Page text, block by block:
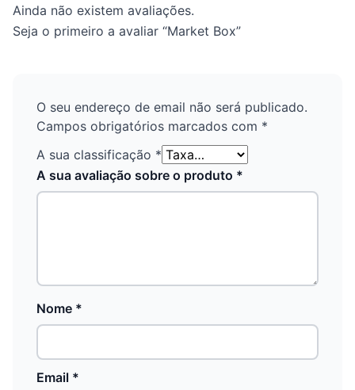
Ainda não existem avaliações.
Seja o primeiro a avaliar “Market Box”
O seu endereço de email não será publicado.
Campos obrigatórios marcados com *
A sua classificação *
A sua avaliação sobre o produto *
Nome *
Email *